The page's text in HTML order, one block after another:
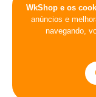
Pergunta do
flg 515-13,
transforma-la
agulha e bico da
agradeço pela
Resposta da loja:
WkShop e os
anúncios e
navegando,